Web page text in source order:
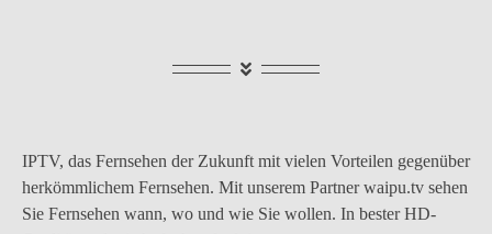
IPTV, das Fernsehen der Zukunft mit vielen Vorteilen gegenüber
herkömmlichem Fernsehen. Mit unserem Partner waipu.tv sehen
Sie Fernsehen wann, wo und wie Sie wollen. In bester HD-